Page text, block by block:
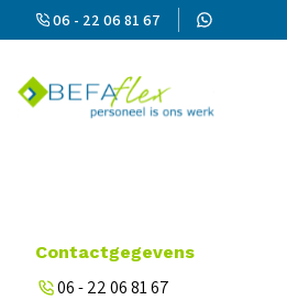
06 - 22 06 81 67
Contactgegevens
06 - 22 06 81 67